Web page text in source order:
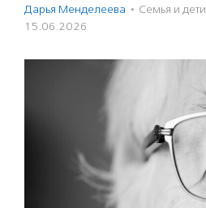
Дарья Менделеева · Семья и дети
15.06.2026